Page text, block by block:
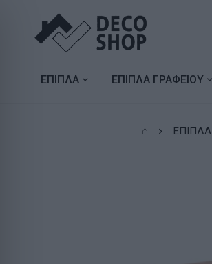
ΕΠΙΠΛΑ ΕΠΙΠΛΑ ΓΡΑΦΕΙΟΥ
⌂ ΕΠΙΠΛΑ